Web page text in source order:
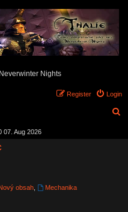
Nights
Login
Register
a
07. Aug 2026
obsah,
Mechanika